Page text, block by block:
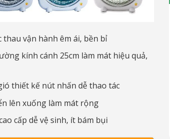
vận hành êm ái, bền bỉ
kính cánh 25cm làm mát hiệu quả,
thiết kế nút nhấn dễ thao tác
lên xuống làm mát rộng
cấp dễ vệ sinh, ít bám bụi